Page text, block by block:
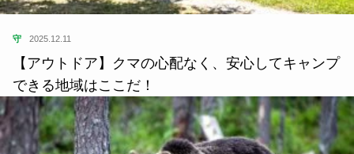
守 2025.12.11
【アウトドア】クマの心配なく、安心してキャンプ
できる地域はここだ！